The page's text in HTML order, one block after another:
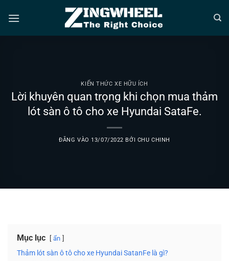
qua
KIẾN THỨC XE HỮU ÍCH
Lời khuyên quan trọng khi chọn mua thảm
lót sàn ô tô cho xe Hyundai SataFe.
ĐĂNG VÀO 13/07/2022 BỞI CHU CHINH
Mục lục ẩn
Thảm lót sàn ô tô cho xe Hyundai SatanFe là gì?